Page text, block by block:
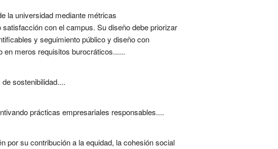
la universidad mediante métricas
con el campus. Su diseño debe priorizar
y seguimiento público y diseño con
en meros requisitos burocráticos......
sostenibilidad....
prácticas empresariales responsables....
por su contribución a la equidad, la cohesión social